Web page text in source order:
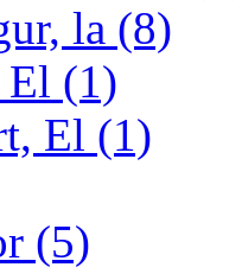
la (8)
El (1)
El (1)
(5)